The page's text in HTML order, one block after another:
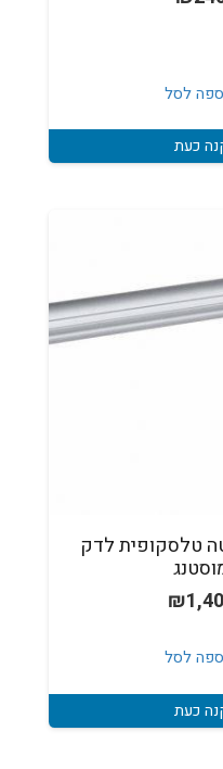
לסל
כעת
טלסקופית לדק
₪
לסל
כעת